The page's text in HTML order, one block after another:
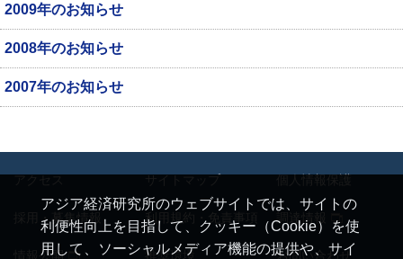
2009年のお知らせ
2008年のお知らせ
2007年のお知らせ
アジア経済研究所のウェブサイトでは、サイトの
利便性向上を目指して、クッキー（Cookie）を使
用して、ソーシャルメディア機能の提供や、サイ
採用・募集情報 利用規約・免責事項 調達情報
情報公開 推奨環境 お問い合わせ